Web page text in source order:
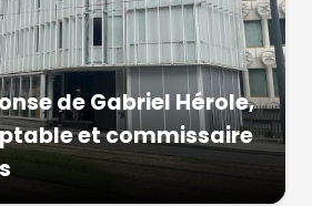
de Gabriel Hérole,
et commissaire